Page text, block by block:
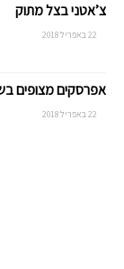
צ’אטני בצל מתוק
22 באפריל 2018
אפרסקים מצופים
22 באפריל 2018